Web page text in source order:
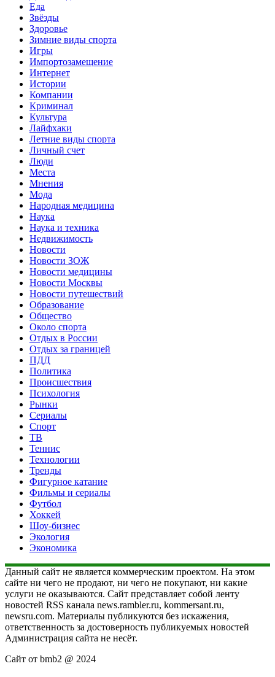
Еда
Звёзды
Здоровье
Зимние виды спорта
Игры
Импортозамещение
Интернет
Истории
Компании
Криминал
Культура
Лайфхаки
Летние виды спорта
Личный счет
Люди
Места
Мнения
Мода
Народная медицина
Наука
Наука и техника
Недвижимость
Новости
Новости ЗОЖ
Новости медицины
Новости Москвы
Новости путешествий
Образование
Общество
Около спорта
Отдых в России
Отдых за границей
ПДД
Политика
Происшествия
Психология
Рынки
Сериалы
Спорт
ТВ
Теннис
Технологии
Тренды
Фигурное катание
Фильмы и сериалы
Футбол
Хоккей
Шоу-бизнес
Экология
Экономика
Данный сайт не является коммерческим проектом. На этом
сайте ни чего не продают, ни чего не покупают, ни какие
услуги не оказываются. Сайт представляет собой ленту
новостей RSS канала news.rambler.ru, kommersant.ru,
newsru.com. Материалы публикуются без искажения,
ответственность за достоверность публикуемых новостей
Администрация сайта не несёт.
Сайт от bmb2 @ 2024